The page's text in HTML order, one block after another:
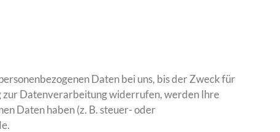
Daten bei uns, bis der Zweck für
zur Datenverarbeitung widerrufen, werden Ihre
Daten haben (z. B. steuer- oder